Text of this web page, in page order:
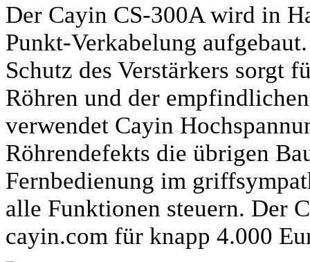
Der Cayin CS-300A wird in
Punkt-Verkabelung
Schutz des Verstärkers sorgt
Röhren und der
verwendet Cayin
Röhrendefekts die übrigen
Fernbedienung im
alle Funktionen steuern. Der
cayin.com für knapp 4.000